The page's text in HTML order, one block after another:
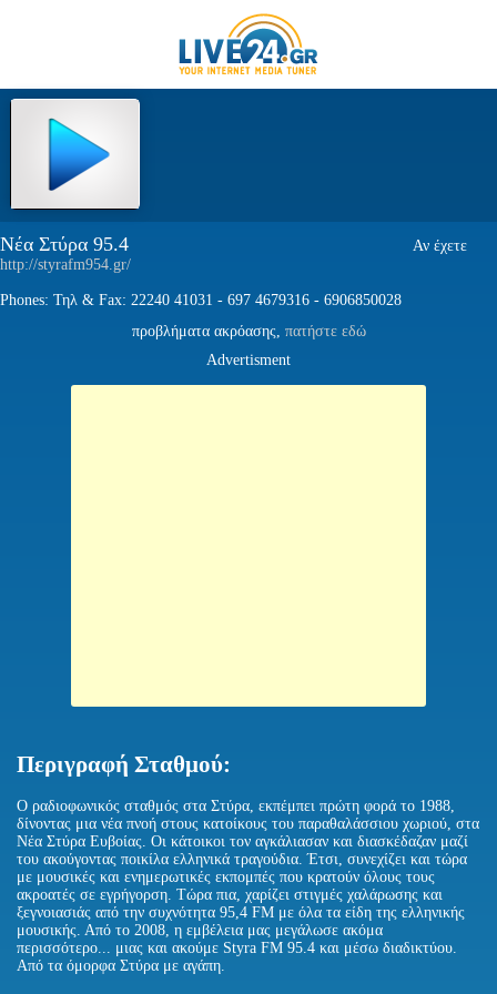
Νέα Στύρα 95.4
http://styrafm954.gr/
Phones: Τηλ & Fax: 22240 41031 - 697 4679316 - 6906850028
Αν έχετε
προβλήματα ακρόασης, πατήστε εδώ
Advertisment
Περιγραφή Σταθμού:
Ο ραδιοφωνικός σταθμός στα Στύρα, εκπέμπει πρώτη φορά το 1988,
δίνοντας μια νέα πνοή στους κατοίκους του παραθαλάσσιου χωριού, στα
Νέα Στύρα Ευβοίας. Οι κάτοικοι τον αγκάλιασαν και διασκέδαζαν μαζί
του ακούγοντας ποικίλα ελληνικά τραγούδια. Έτσι, συνεχίζει και τώρα
με μουσικές και ενημερωτικές εκπομπές που κρατούν όλους τους
ακροατές σε εγρήγορση. Τώρα πια, χαρίζει στιγμές χαλάρωσης και
ξεγνοιασιάς από την συχνότητα 95,4 FM με όλα τα είδη της ελληνικής
μουσικής. Από το 2008, η εμβέλεια μας μεγάλωσε ακόμα
περισσότερο... μιας και ακούμε Styra FM 95.4 και μέσω διαδικτύου.
Από τα όμορφα Στύρα με αγάπη.